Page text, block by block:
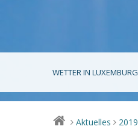
WETTER IN LUXEMBURG
> Aktuelles > 2019